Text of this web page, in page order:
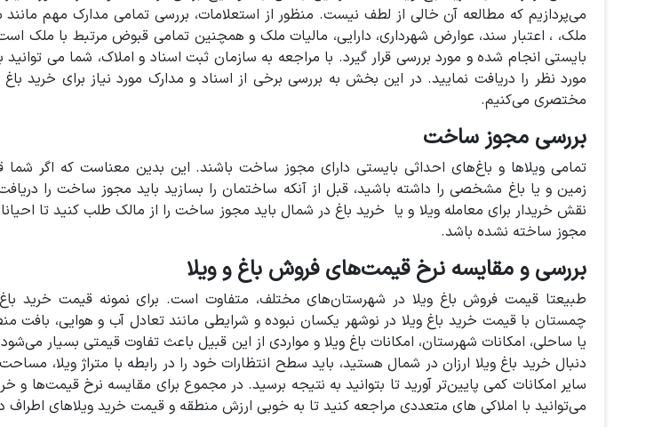
می‌پردازیم که مطالعه آن خالی از لطف نیست. منظور از استعلامات، بررسی تمامی مدارک مهم مانند
ملک، ، اعتبار سند، عوارض شهرداری، دارایی، مالیات ملک و همچنین تمامی قبوض مرتبط با ملک
بایستی انجام شده و مورد بررسی قرار گیرد. با مراجعه به سازمان ثبت اسناد و املاک، شما می توانید
مورد نظر را دریافت نمایید. در این بخش به بررسی برخی از اسناد و مدارک مورد نیاز برای خرید
مختصری می‌کنیم.
بررسی مجوز ساخت
تمامی ویلاها و باغ‌های احداثی بایستی دارای مجوز ساخت باشند. این بدین معناست که اگر
زمین و یا باغ مشخصی را داشته باشید، قبل از آنکه ساختمان را بسازید باید مجوز ساخت را
نقش خریدار برای معامله ویلا و یا خرید باغ در شمال باید مجوز ساخت را از مالک طلب کنید تا
مجوز ساخته نشده باشد.
بررسی و مقایسه نرخ قیمت‌های فروش باغ و ویلا
طبیعتا قیمت فروش باغ ویلا در شهرستان‌های مختلف، متفاوت است. برای نمونه قیمت خرید باغ
چمستان با قیمت خرید باغ ویلا در نوشهر یکسان نبوده و شرایطی مانند تعادل آب و هوایی، بافت
یا ساحلی، امکانات شهرستان، امکانات باغ ویلا و مواردی از این قبیل باعث تفاوت قیمتی بسیار
دنبال خرید باغ ویلا ارزان در شمال هستید، باید سطح انتظارات خود را در رابطه با متراژ ویلا،
سایر امکانات کمی پایین‌تر آورید تا بتوانید به نتیجه برسید. در مجموع برای مقایسه نرخ قیمت‌ها و
می‌توانید با املاکی های متعددی مراجعه کنید تا به خوبی ارزش منطقه و قیمت خرید ویلاهای اطراف